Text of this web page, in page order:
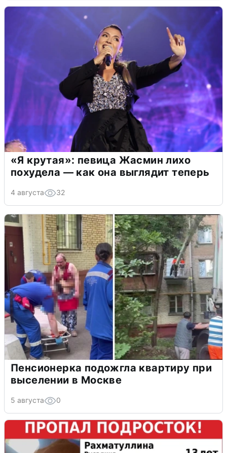
«Я крутая»: певица Жасмин лихо
похудела — как она выглядит теперь
4 августа 32
Пенсионерка подожгла квартиру при
выселении в Москве
5 августа 0